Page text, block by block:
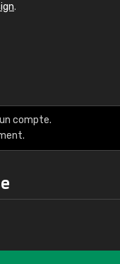
.
compte.
K7 à base d'eau
couleurs RAL Classic
/ commande